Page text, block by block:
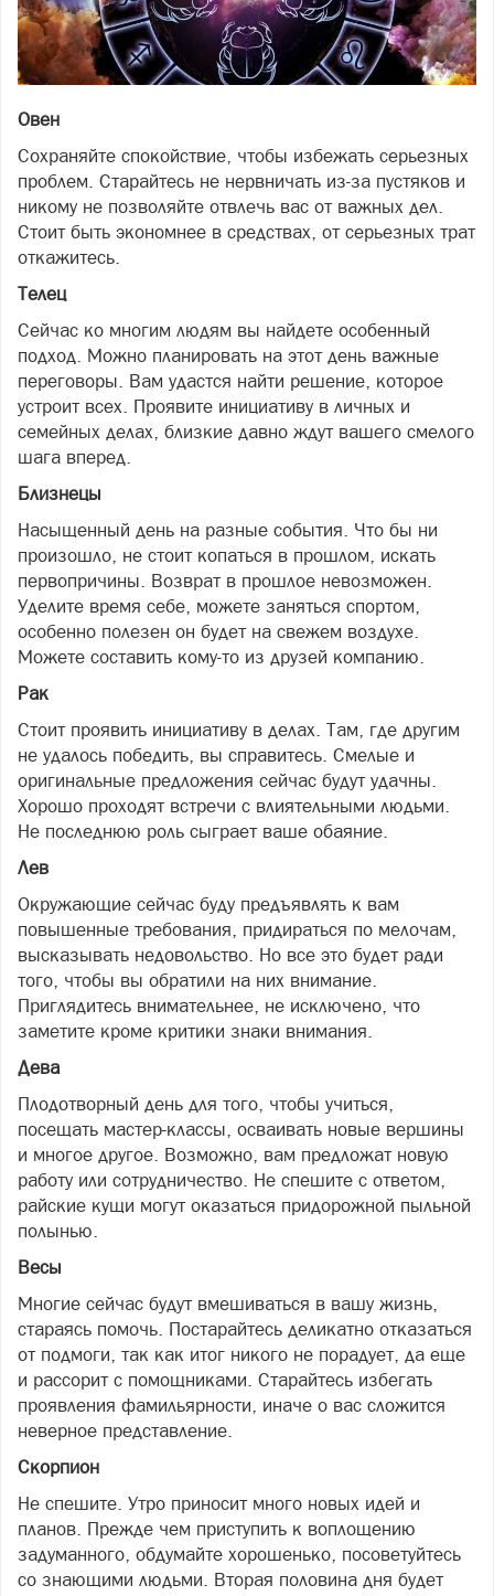
Овен
Сохраняйте спокойствие, чтобы избежать серьезных
проблем. Старайтесь не нервничать из-за пустяков и
никому не позволяйте отвлечь вас от важных дел.
Стоит быть экономнее в средствах, от серьезных трат
откажитесь.
Телец
Сейчас ко многим людям вы найдете особенный
подход. Можно планировать на этот день важные
переговоры. Вам удастся найти решение, которое
устроит всех. Проявите инициативу в личных и
семейных делах, близкие давно ждут вашего смелого
шага вперед.
Близнецы
Насыщенный день на разные события. Что бы ни
произошло, не стоит копаться в прошлом, искать
первопричины. Возврат в прошлое невозможен.
Уделите время себе, можете заняться спортом,
особенно полезен он будет на свежем воздухе.
Можете составить кому-то из друзей компанию.
Рак
Стоит проявить инициативу в делах. Там, где другим
не удалось победить, вы справитесь. Смелые и
оригинальные предложения сейчас будут удачны.
Хорошо проходят встречи с влиятельными людьми.
Не последнюю роль сыграет ваше обаяние.
Лев
Окружающие сейчас буду предъявлять к вам
повышенные требования, придираться по мелочам,
высказывать недовольство. Но все это будет ради
того, чтобы вы обратили на них внимание.
Приглядитесь внимательнее, не исключено, что
заметите кроме критики знаки внимания.
Дева
Плодотворный день для того, чтобы учиться,
посещать мастер-классы, осваивать новые вершины
и многое другое. Возможно, вам предложат новую
работу или сотрудничество. Не спешите с ответом,
райские кущи могут оказаться придорожной пыльной
полынью.
Весы
Многие сейчас будут вмешиваться в вашу жизнь,
стараясь помочь. Постарайтесь деликатно отказаться
от подмоги, так как итог никого не порадует, да еще
и рассорит с помощниками. Старайтесь избегать
проявления фамильярности, иначе о вас сложится
неверное представление.
Скорпион
Не спешите. Утро приносит много новых идей и
планов. Прежде чем приступить к воплощению
задуманного, обдумайте хорошенько, посоветуйтесь
со знающими людьми. Вторая половина дня будет